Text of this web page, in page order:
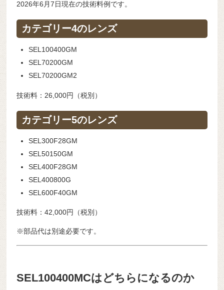
2026年6月7日現在の技術料例です。
カテゴリー4のレンズ
SEL100400GM
SEL70200GM
SEL70200GM2
技術料：26,000円（税別）
カテゴリー5のレンズ
SEL300F28GM
SEL50150GM
SEL400F28GM
SEL400800G
SEL600F40GM
技術料：42,000円（税別）
※部品代は別途必要です。
SEL100400MCはどちらになるのか